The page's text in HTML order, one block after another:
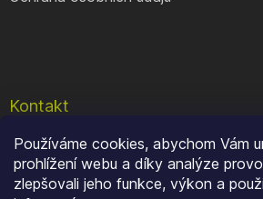
Používáme cookies, abychom Vám
prohlížení webu a díky analýze
zlepšovali jeho funkce, výkon a
Kontakt
e-shop @geocore.cz
+420 777 409 900